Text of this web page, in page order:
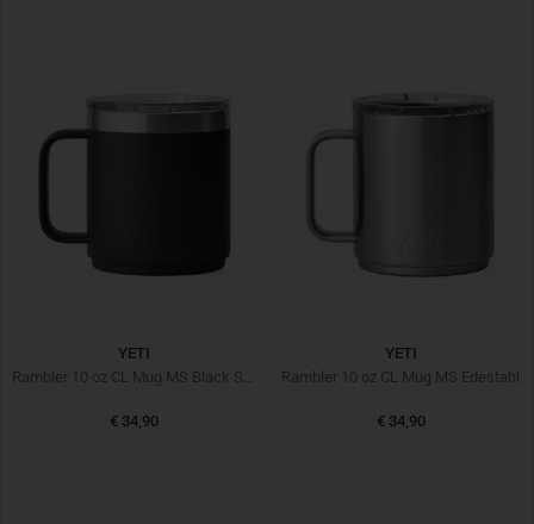
YETI
€ 34,90
YETI
Rambler 10 oz CL Mug MS Edestahl
€ 34,90